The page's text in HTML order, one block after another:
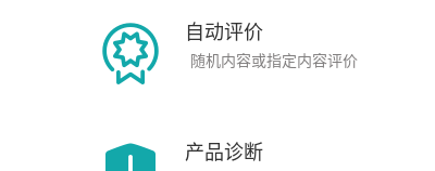
自动评价
随机内容或指定内容评价
产品诊断